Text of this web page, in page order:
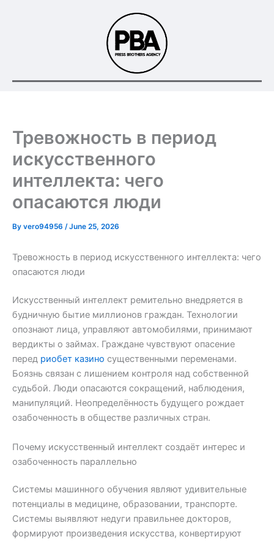
Тревожность в период
искусственного
интеллекта: чего
опасаются люди
By vero94956 /June 25, 2026
Тревожность в период искусственного интеллекта: чего
опасаются люди
Искусственный интеллект ремительно внедряется в
будничную бытие миллионов граждан. Технологии
опознают лица, управляют автомобилями, принимают
вердикты о займах. Граждане чувствуют опасение
перед риобет казино существенными переменами.
Боязнь связан с лишением контроля над собственной
судьбой. Люди опасаются сокращений, наблюдения,
манипуляций. Неопределённость будущего рождает
озабоченность в обществе различных стран.
Почему искусственный интеллект создаёт интерес и
озабоченность параллельно
Системы машинного обучения являют удивительные
потенциалы в медицине, образовании, транспорте.
Системы выявляют недуги правильнее докторов,
формируют произведения искусства, конвертируют